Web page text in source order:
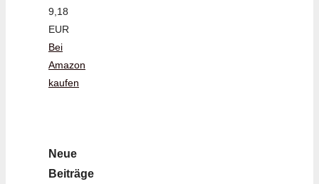
9,18
EUR
Bei
Amazon
kaufen
Neue
Beiträge